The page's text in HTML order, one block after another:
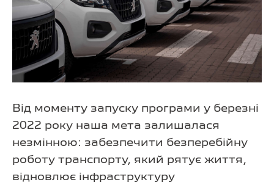
Від моменту запуску програми у березні
2022 року наша мета залишалася
незмінною: забезпечити безперебійну
роботу транспорту, який рятує життя,
відновлює інфраструктуру